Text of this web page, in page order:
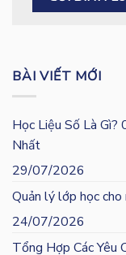
BÀI VIẾT MỚI
Học Liệu Số Là
Nhất
29/07/2026
Quản lý lớp học
24/07/2026
Tổng Hợp Các Yêu